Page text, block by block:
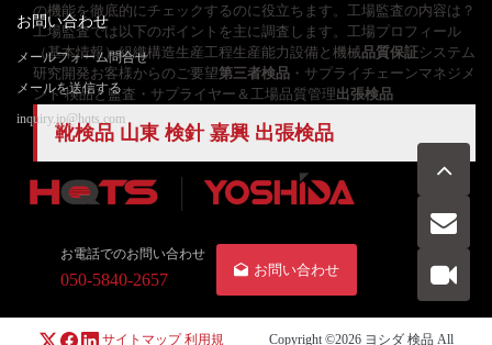
の機能を徹底的にチェックするのに役立ちます。工場監査の内容は？
工場監査では以下のポイントを主に調査します。工場プロフィール
（基本情報）組織構造生産工程生産能力設備と機械品質保証システム
研究開発お客様からのご要望第三者検品 ・サプライチェーンマネジメ
ント 検品と監査・サプライヤー＆工場品質管理出張検品
靴検品 山東 検針 嘉興 出張検品
お問い合わせ
メールフォーム問合せ
メールを送信する
inquiry.jp@hqts.com
お電話でのお問い合わせ
050-5840-2657
お問い合わせ
サイトマップ 利用規 Copyright ©2026 ヨシダ 検品 All